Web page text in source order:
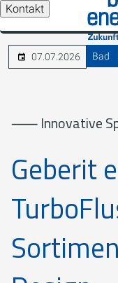
Kontakt
07.07.2026 Bad
⸺ Innovative
Geberit